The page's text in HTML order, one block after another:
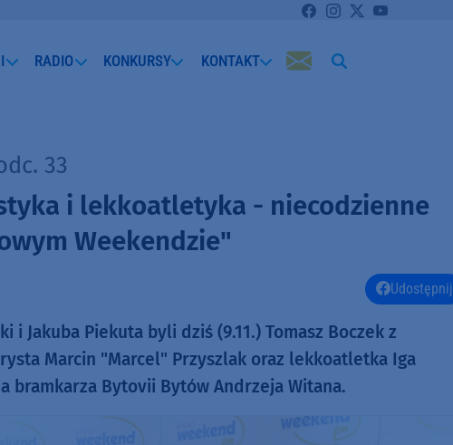
RADIO KONKURSY KONTAKT
33
i lekkoatletyka - niecodzienne
Weekendzie"
Udostępnij
i Jakuba Piekuta byli dziś (9.11.) Tomasz Boczek z
Marcin "Marcel" Przyszlak oraz lekkoatletka Iga
bramkarza Bytovii Bytów Andrzeja Witana.